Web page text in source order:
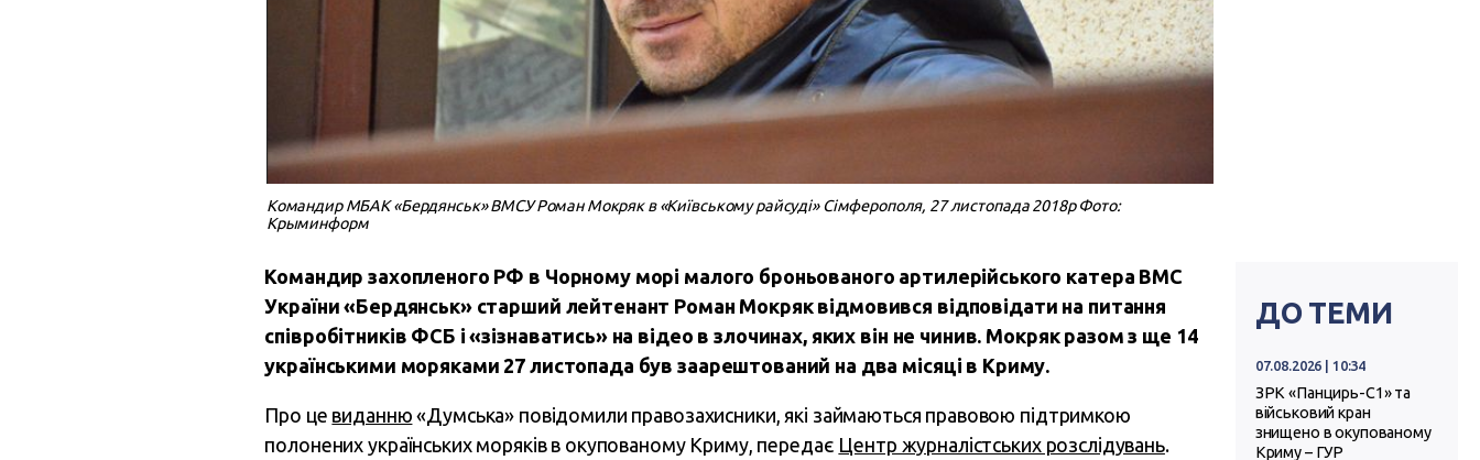
Командир МБАК «Бердянськ» ВМСУ Роман Мокряк в «Київському райсуді» Сімферополя, 27 листопада 2018р Фото:
Крыминформ
Командир захопленого РФ в Чорному морі малого броньованого артилерійського катера ВМС
України «Бердянськ» старший лейтенант Роман Мокряк відмовився відповідати на питання
співробітників ФСБ і «зізнаватись» на відео в злочинах, яких він не чинив. Мокряк разом з ще 14
українськими моряками 27 листопада був заарештований на два місяці в Криму.
Про це виданню «Думська» повідомили правозахисники, які займаються правовою підтримкою
полонених українських моряків в окупованому Криму, передає Центр журналістських розслідувань.
ДО ТЕМИ
07.08.2026 | 10:34
ЗРК «Панцирь-С1» та
військовий кран
знищено в окупованому
Криму – ГУР